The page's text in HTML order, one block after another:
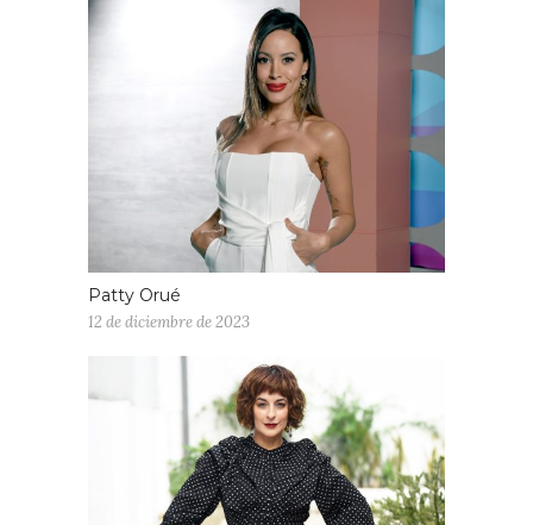
Patty Orué
12 de diciembre de 2023